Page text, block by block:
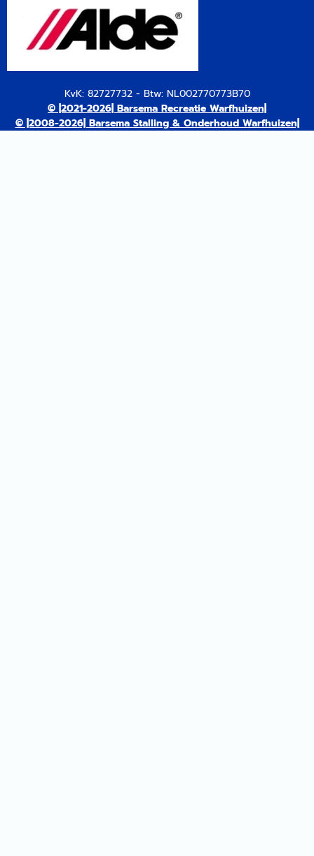
KvK: 82727732 - Btw: NL002770773B70
© |2021-2026| Barsema Recreatie Warfhuizen|
© |2008-2026| Barsema Stalling & Onderhoud Warfhuizen|